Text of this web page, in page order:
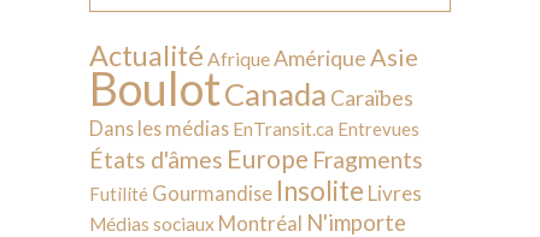
Actualité AfriqueAmérique Asie
BoulotCanada Caraïbes
Dans les médias EnTransit.ca Entrevues
États d'âmes Europe Fragments
Futilité Gourmandise Insolite Livres
Médias sociaux Montréal N'importe